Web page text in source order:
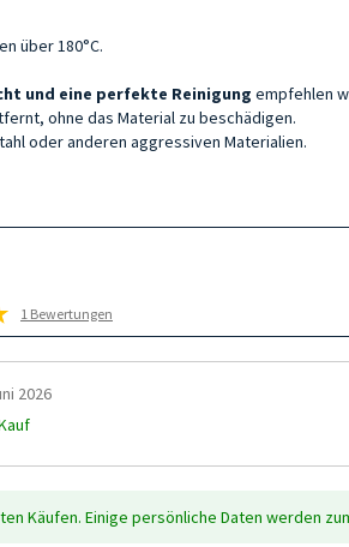
über 180°C.
und eine perfekte Reinigung empfehlen
ohne das Material zu beschädigen.
oder anderen aggressiven Materialien.
1 Bewertungen
2026
Käufen. Einige persönliche Daten werden